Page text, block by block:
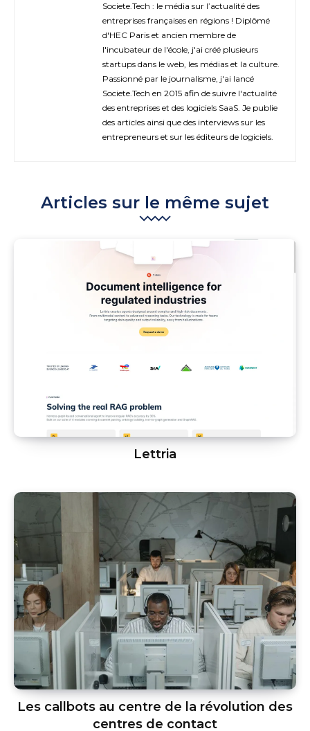
Societe.Tech : le média sur l’actualité des
entreprises françaises en régions ! Diplômé
d'HEC Paris et ancien membre de
l'incubateur de l'école, j'ai créé plusieurs
startups dans le web, les médias et la culture.
Passionné par le journalisme, j'ai lancé
Societe.Tech en 2015 afin de suivre l'actualité
des entreprises et des logiciels SaaS. Je publie
des articles ainsi que des interviews sur les
entrepreneurs et sur les éditeurs de logiciels.
Articles sur le même sujet
Lettria
Les callbots au centre de la révolution des
centres de contact